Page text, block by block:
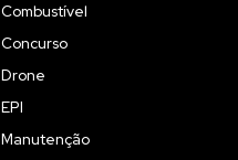
Combustível
Concurso
Drone
EPI
Manutenção